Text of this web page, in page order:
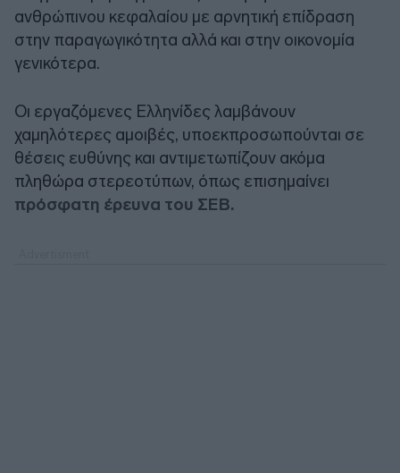
ανθρώπινου κεφαλαίου με αρνητική επίδραση
στην παραγωγικότητα αλλά και στην οικονομία
γενικότερα.
Οι εργαζόμενες Ελληνίδες λαμβάνουν
χαμηλότερες αμοιβές, υποεκπροσωπούνται σε
θέσεις ευθύνης και αντιμετωπίζουν ακόμα
πληθώρα στερεοτύπων, όπως επισημαίνει
πρόσφατη έρευνα του ΣΕΒ.